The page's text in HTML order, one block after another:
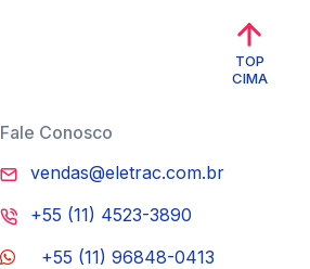
TOP
CIMA
Fale Conosco
vendas@eletrac.com.br
+55 (11) 4523-3890
+55 (11) 96848-0413